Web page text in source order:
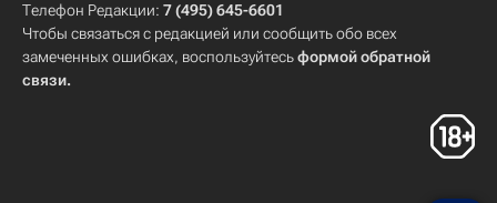
Телефон Редакции: 7 (495) 645-6601
Чтобы связаться с редакцией или сообщить обо всех
замеченных ошибках, воспользуйтесьформой обратной
связи.